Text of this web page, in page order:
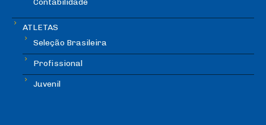
Contabilidade
ATLETAS
Seleção Brasileira
Profissional
Juvenil